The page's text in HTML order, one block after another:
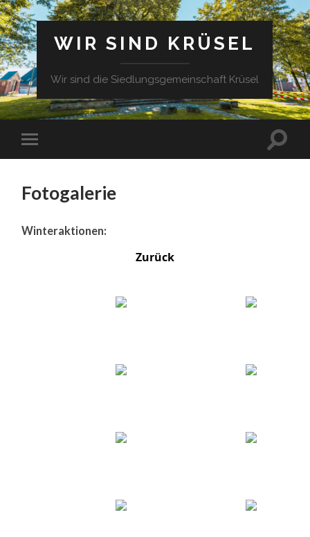
WIR SIND KRÜSEL
Wir sind die Siedlungsgemeinschaft Krüsel
Fotogalerie
Winteraktionen:
Zurück